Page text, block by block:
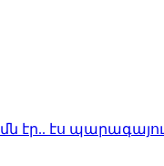
պարագայում